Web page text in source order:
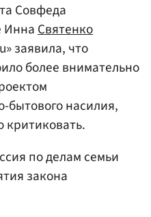
Совфеда
ИннаСвятенко
заявила, что
более внимательно
бытового насилия,
критиковать.
по делам семьи
закона